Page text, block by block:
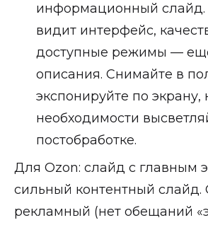
информационный слайд.
видит интерфейс,
доступные режимы —
описания. Снимайте в
экспонируйте по экрану,
необходимости
постобработке.
Для Ozon: слайд с
сильный контентный слайд.
рекламный (нет обещаний